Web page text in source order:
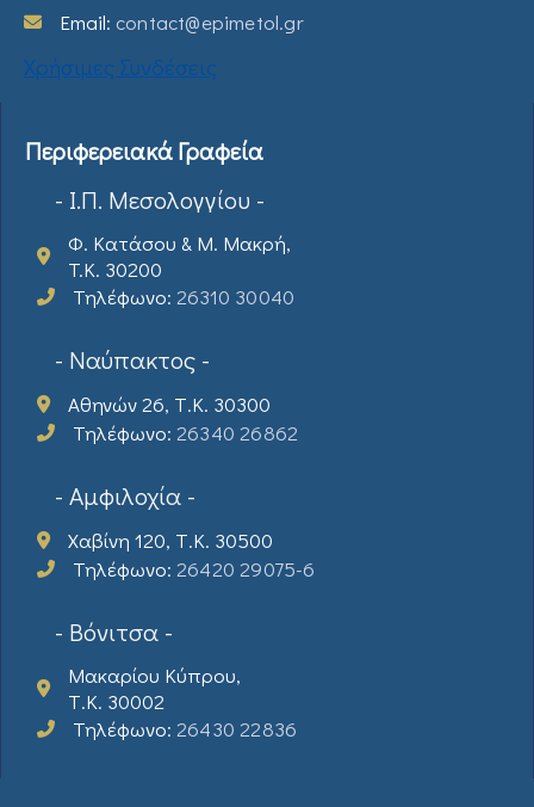
Email: contact@epimetol.gr
Χρήσιμες Συνδέσεις
Περιφερειακά Γραφεία
- Ι.Π. Μεσολογγίου -
Φ. Κατάσου & Μ. Μακρή,
T.K. 30200
Τηλέφωνο: 26310 30040
- Ναύπακτος -
Αθηνών 26, Τ.Κ. 30300
Τηλέφωνο: 26340 26862
- Αμφιλοχία -
Χαβίνη 120, Τ.Κ. 30500
Τηλέφωνο: 26420 29075-6
- Βόνιτσα -
Μακαρίου Κύπρου,
Τ.Κ. 30002
Τηλέφωνο: 26430 22836